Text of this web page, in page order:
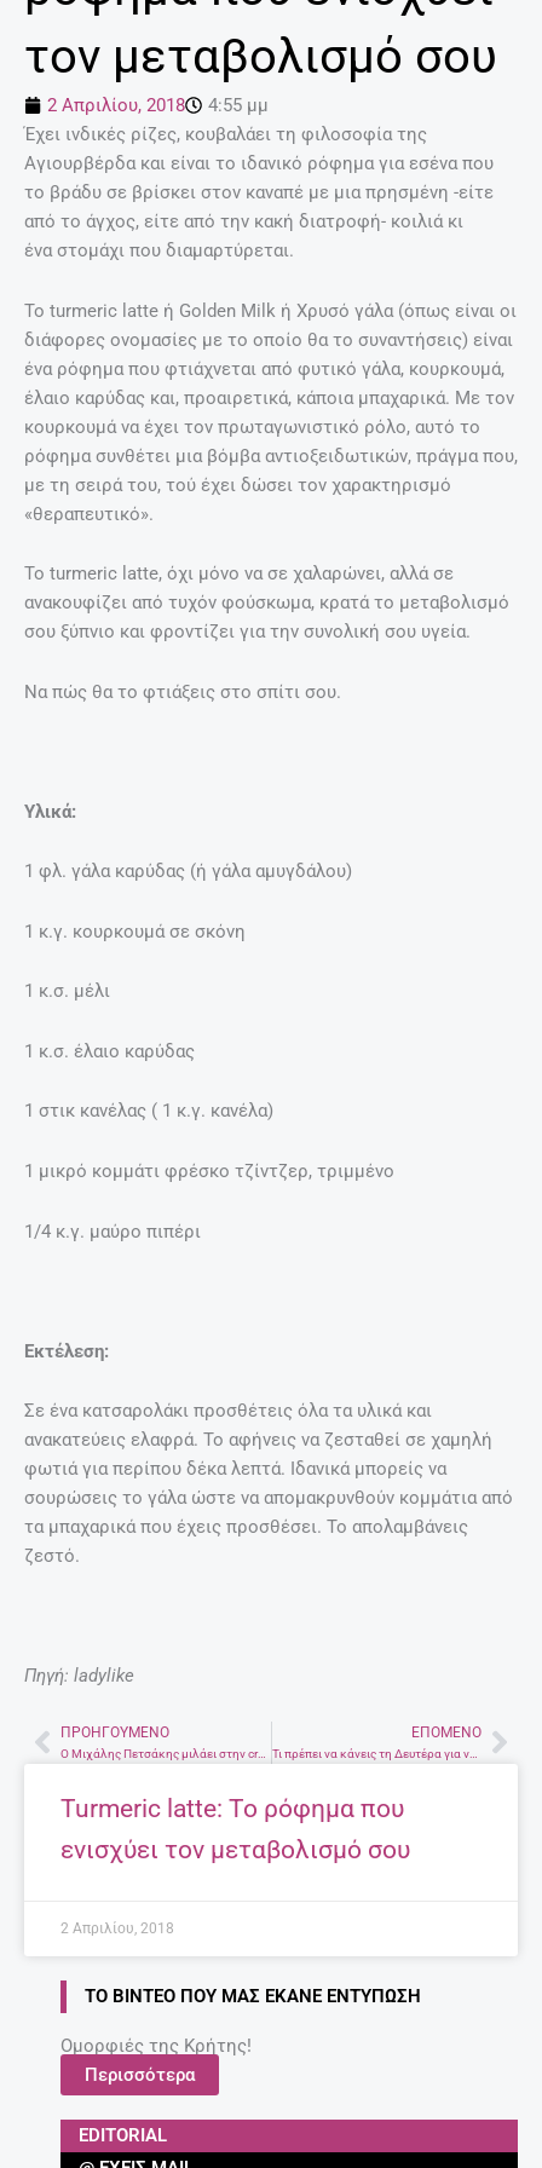
τον μεταβολισμό σου
2 Απριλίου, 2018
4:55 μμ
Έχει ινδικές ρίζες, κουβαλάει τη φιλοσοφία της
Αγιουρβέρδα και είναι το ιδανικό ρόφημα για εσένα που
το βράδυ σε βρίσκει στον καναπέ με μια πρησμένη -είτε
από το άγχος, είτε από την κακή διατροφή- κοιλιά κι
ένα στομάχι που διαμαρτύρεται.
Το turmeric latte ή Golden Milk ή Χρυσό γάλα (όπως είναι οι
διάφορες ονομασίες με το οποίο θα το συναντήσεις) είναι
ένα ρόφημα που φτιάχνεται από φυτικό γάλα, κουρκουμά,
έλαιο καρύδας και, προαιρετικά, κάποια μπαχαρικά. Με τον
κουρκουμά να έχει τον πρωταγωνιστικό ρόλο, αυτό το
ρόφημα συνθέτει μια βόμβα αντιοξειδωτικών, πράγμα που,
με τη σειρά του, τού έχει δώσει τον χαρακτηρισμό
«θεραπευτικό».
Το turmeric latte, όχι μόνο να σε χαλαρώνει, αλλά σε
ανακουφίζει από τυχόν φούσκωμα, κρατά το μεταβολισμό
σου ξύπνιο και φροντίζει για την συνολική σου υγεία.
Να πώς θα το φτιάξεις στο σπίτι σου.
Υλικά:
1 φλ. γάλα καρύδας (ή γάλα αμυγδάλου)
1 κ.γ. κουρκουμά σε σκόνη
1 κ.σ. μέλι
1 κ.σ. έλαιο καρύδας
1 στικ κανέλας ( 1 κ.γ. κανέλα)
1 μικρό κομμάτι φρέσκο τζίντζερ, τριμμένο
1/4 κ.γ. μαύρο πιπέρι
Εκτέλεση:
Σε ένα κατσαρολάκι προσθέτεις όλα τα υλικά και
ανακατεύεις ελαφρά. Το αφήνεις να ζεσταθεί σε χαμηλή
φωτιά για περίπου δέκα λεπτά. Ιδανικά μπορείς να
σουρώσεις το γάλα ώστε να απομακρυνθούν κομμάτια από
τα μπαχαρικά που έχεις προσθέσει. Το απολαμβάνεις
ζεστό.
Πηγή: ladylike
Prev
ΠΡΟΗΓΟΎΜΕΝΟ
Ο Μιχάλης Πετσάκης μιλάει στην cretewoman.gr. Συνέντευξη στον Παναγιώτη Βουρδουμπά*.
ΕΠΌΜΕΝΟ
Τι πρέπει να κάνεις τη Δευτέρα για να είσαι επιτυχημένη;
Turmeric latte: To ρόφημα που
ενισχύει τον μεταβολισμό σου
2 Απριλίου, 2018
ΤΟ ΒΊΝΤΕΟ ΠΟΥ ΜΑΣ ΈΚΑΝΕ ΕΝΤΎΠΩΣΗ
Ομορφιές της Κρήτης!
Περισσότερα
EDITORIAL